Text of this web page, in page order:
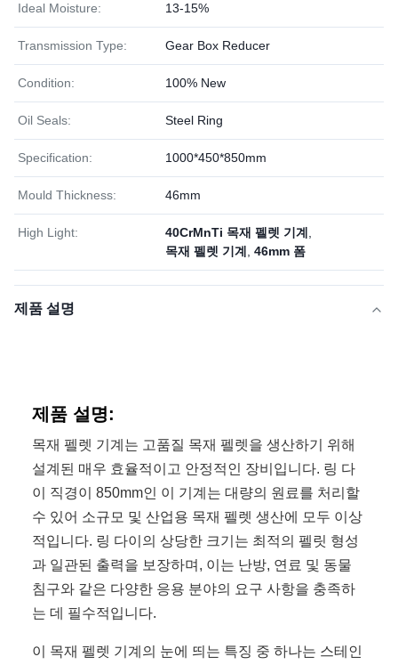
Ideal Moisture: 13-15%
Transmission Type: Gear Box Reducer
Condition: 100% New
Oil Seals: Steel Ring
Specification: 1000*450*850mm
Mould Thickness: 46mm
High Light: 40CrMnTi 목재 펠렛 기계
목재 펠렛 기계
46mm 폼
제품 설명
제품 설명:
목재 펠렛 기계는 고품질 목재 펠렛을 생산하기 위해
설계된 매우 효율적이고 안정적인 장비입니다. 링 다
이 직경이 850mm인 이 기계는 대량의 원료를 처리할
수 있어 소규모 및 산업용 목재 펠렛 생산에 모두 이상
적입니다. 링 다이의 상당한 크기는 최적의 펠릿 형성
과 일관된 출력을 보장하며, 이는 난방, 연료 및 동물
침구와 같은 다양한 응용 분야의 요구 사항을 충족하
는 데 필수적입니다.
이 목재 펠렛 기계의 눈에 띄는 특징 중 하나는 스테인